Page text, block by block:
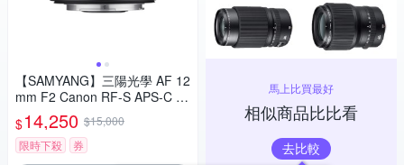
【SAMYANG】三陽光學 AF 12
mm F2 Canon RF-S APS-C 自
動對焦鏡頭 公司貨
$14,250 $15,000
限時下殺
券
馬上比買最好
相似商品比比看
去比較